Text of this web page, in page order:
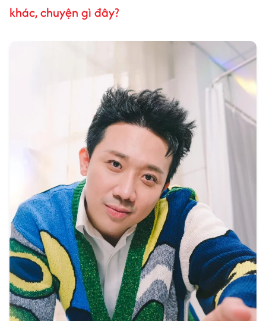
khác, chuyện gì đây?